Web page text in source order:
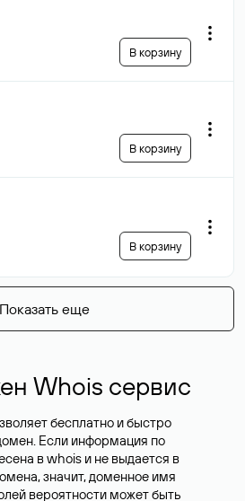
В корзину
В корзину
В корзину
Показать еще
Whois сервис
бесплатно и быстро
Если информация по
в whois и не выдается в
значит, доменное имя
вероятности может быть